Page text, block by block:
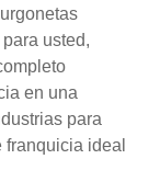
usted,
en una
para
ideal